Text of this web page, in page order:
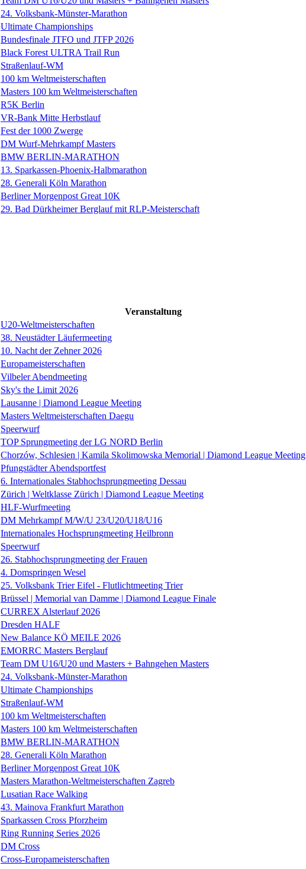
24. Volksbank-Münster-Marathon
Ultimate Championships
Bundesfinale JTFO und JTFP 2026
Black Forest ULTRA Trail Run
Straßenlauf-WM
100 km Weltmeisterschaften
Masters 100 km Weltmeisterschaften
R5K Berlin
VR-Bank Mitte Herbstlauf
Fest der 1000 Zwerge
DM Wurf-Mehrkampf Masters
BMW BERLIN-MARATHON
13. Sparkassen-Phoenix-Halbmarathon
28. Generali Köln Marathon
Berliner Morgenpost Great 10K
29. Bad Dürkheimer Berglauf mit RLP-Meisterschaft
Veranstaltung
U20-Weltmeisterschaften
38. Neustädter Läufermeeting
10. Nacht der Zehner 2026
Europameisterschaften
Vilbeler Abendmeeting
Sky's the Limit 2026
Lausanne | Diamond League Meeting
Masters Weltmeisterschaften Daegu
Speerwurf
TOP Sprungmeeting der LG NORD Berlin
Chorzów, Schlesien | Kamila Skolimowska Memorial | Diamond League Meeting
Pfungstädter Abendsportfest
6. Internationales Stabhochsprungmeeting Dessau
Zürich | Weltklasse Zürich | Diamond League Meeting
HLF-Wurfmeeting
DM Mehrkampf M/W/U 23/U20/U18/U16
Internationales Hochsprungmeeting Heilbronn
Speerwurf
26. Stabhochsprungmeeting der Frauen
4. Domspringen Wesel
25. Volksbank Trier Eifel - Flutlichtmeeting Trier
Brüssel | Memorial van Damme | Diamond League Finale
CURREX Alsterlauf 2026
Dresden HALF
New Balance KÖ MEILE 2026
EMORRC Masters Berglauf
Team DM U16/U20 und Masters + Bahngehen Masters
24. Volksbank-Münster-Marathon
Ultimate Championships
Straßenlauf-WM
100 km Weltmeisterschaften
Masters 100 km Weltmeisterschaften
BMW BERLIN-MARATHON
28. Generali Köln Marathon
Berliner Morgenpost Great 10K
Masters Marathon-Weltmeisterschaften Zagreb
Lusatian Race Walking
43. Mainova Frankfurt Marathon
Sparkassen Cross Pforzheim
Ring Running Series 2026
DM Cross
Cross-Europameisterschaften